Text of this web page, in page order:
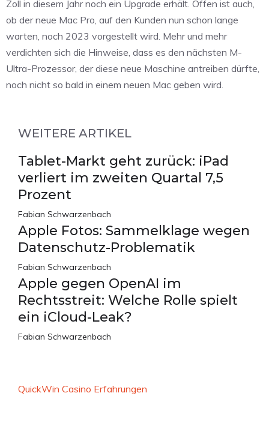
Zoll in diesem Jahr noch ein Upgrade erhält. Offen ist auch,
ob der neue Mac Pro, auf den Kunden nun schon lange
warten, noch 2023 vorgestellt wird. Mehr und mehr
verdichten sich die Hinweise, dass es den nächsten M-
Ultra-Prozessor, der diese neue Maschine antreiben dürfte,
noch nicht so bald in einem neuen Mac geben wird.
WEITERE ARTIKEL
Tablet-Markt geht zurück: iPad
verliert im zweiten Quartal 7,5
Prozent
Fabian Schwarzenbach
Apple Fotos: Sammelklage wegen
Datenschutz-Problematik
Fabian Schwarzenbach
Apple gegen OpenAI im
Rechtsstreit: Welche Rolle spielt
ein iCloud-Leak?
Fabian Schwarzenbach
QuickWin Casino Erfahrungen